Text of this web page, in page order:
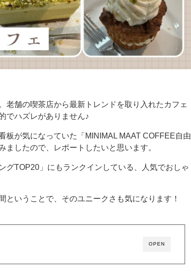
老舗の喫茶店から最新トレンドを取り入れたカフェ
でハズレがありません♪
板が気になっていた「MINIMAL MAAT COFFEE自由
したので、レポートしたいと思います。
グTOP20」にもランクインしている、人気でおしゃ
いうことで、そのユニークさも気になります！
OPEN